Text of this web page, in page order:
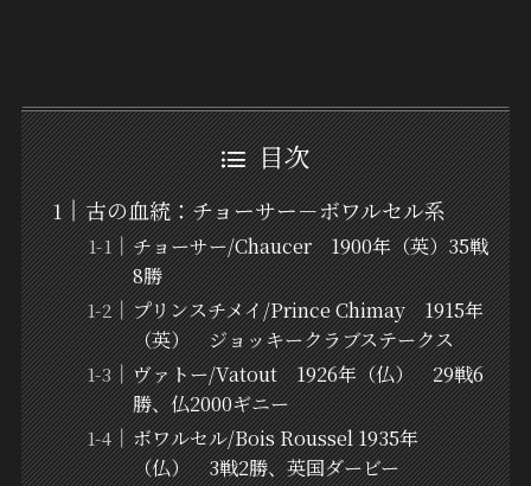
目次
古の血統：チョーサー－ボワルセル系
チョーサー/Chaucer 1900年（英）35戦
8勝
プリンスチメイ/Prince Chimay 1915年
（英） ジョッキークラブステークス
ヴァトー/Vatout 1926年（仏） 29戦6
勝、仏2000ギニー
ボワルセル/Bois Roussel 1935年
（仏） 3戦2勝、英国ダービー